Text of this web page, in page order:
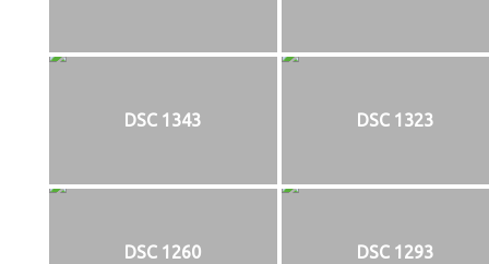
DSC 1343 DSC 1323
DSC 1260 DSC 1293